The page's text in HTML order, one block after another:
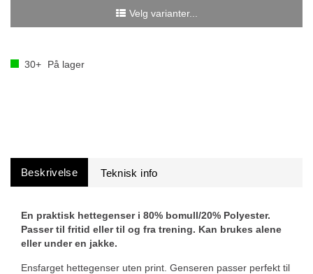
Velg varianter...
30+ På lager
Beskrivelse
En praktisk hettegenser i 80% bomull/20% Polyester.
Passer til fritid eller til og fra trening. Kan brukes alene
eller under en jakke.
Ensfarget hettegenser uten print. Genseren passer perfekt til